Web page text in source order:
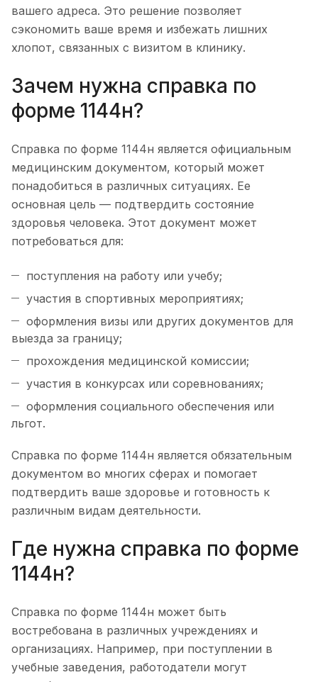
вашего адреса. Это решение позволяет
сэкономить ваше время и избежать лишних
хлопот, связанных с визитом в клинику.
Зачем нужна справка по
форме 1144н?
Справка по форме 1144н является официальным
медицинским документом, который может
понадобиться в различных ситуациях. Ее
основная цель — подтвердить состояние
здоровья человека. Этот документ может
потребоваться для:
поступления на работу или учебу;
участия в спортивных мероприятиях;
оформления визы или других документов для
выезда за границу;
прохождения медицинской комиссии;
участия в конкурсах или соревнованиях;
оформления социального обеспечения или
льгот.
Справка по форме 1144н является обязательным
документом во многих сферах и помогает
подтвердить ваше здоровье и готовность к
различным видам деятельности.
Где нужна справка по форме
1144н?
Справка по форме 1144н может быть
востребована в различных учреждениях и
организациях. Например, при поступлении в
учебные заведения, работодатели могут